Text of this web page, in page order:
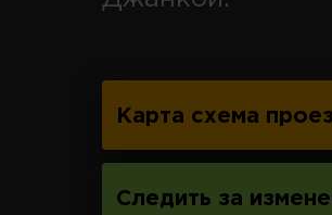
Карта схема
Следить за